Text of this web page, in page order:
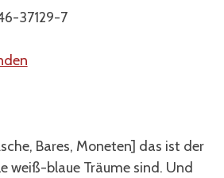
37129-7
Bares, Moneten] das ist der
weiß-blaue Träume sind. Und